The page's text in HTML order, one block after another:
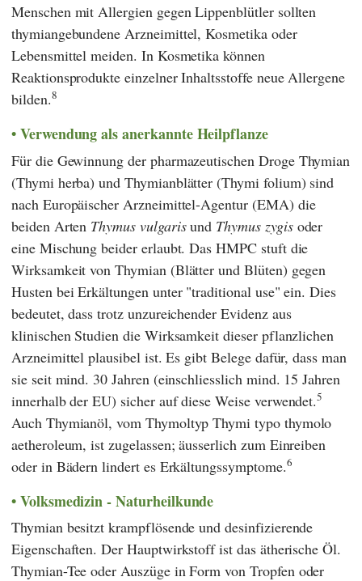
Menschen mit Allergien gegen Lippenblütler sollten
thymiangebundene Arzneimittel, Kosmetika oder
Lebensmittel meiden. In Kosmetika können
Reaktionsprodukte einzelner Inhaltsstoffe neue Allergene
bilden.8
Verwendung als anerkannte Heilpflanze
Für die Gewinnung der pharmazeutischen Droge Thymian
(Thymi herba) und Thymianblätter (Thymi folium) sind
nach Europäischer Arzneimittel-Agentur (EMA) die
beiden Arten Thymus vulgarisund Thymus zygis oder
eine Mischung beider erlaubt. DasHMPCstuft die
Wirksamkeit von Thymian (Blätter und Blüten) gegen
Husten bei Erkältungen unter "traditional use" ein. Dies
bedeutet, dass trotz unzureichender Evidenz aus
klinischen Studien die Wirksamkeit dieser pflanzlichen
Arzneimittel plausibel ist. Es gibt Belege dafür, dass man
sie seit mind. 30 Jahren (einschliesslich mind. 15 Jahren
innerhalb der EU) sicher auf diese Weise verwendet.5
Auch Thymianöl, vom Thymoltyp Thymi typo thymolo
aetheroleum, ist zugelassen; äusserlich zum Einreiben
oder in Bädern lindert es Erkältungssymptome.6
Volksmedizin - Naturheilkunde
Thymian besitzt krampflösende und desinfizierende
Eigenschaften. Der Hauptwirkstoff ist das ätherische Öl.
Thymian-Tee oder Auszüge in Form von Tropfen oder